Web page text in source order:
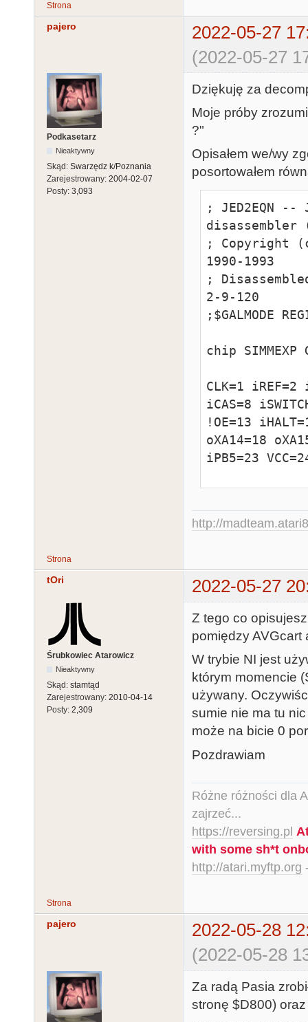
o17 = i3 &
    # i3 & !i4 & rf20 & !i7 & i9 & i10
    # !i23 & i3 & !i4 & !rf20 & i9 & i10
    # !f21
o17.oe = vcc
!o16 = i3 &
    # !i23 & i3 & !i4 & f21 & !rf20 & !i8 & i9 & i10
    # !i2
o16.oe = vcc
o15 = !i23 &
    # !i7 & i9
    # !f21
o15.oe = vcc
Strona
pajero
2022-05-27
(2022-05-27
Podkasetarz
Nieaktywny
Skąd: Swarzędz k/Poznania
Zarejestrowany: 2004-02-07
Posty: 3,093
Dziękuję za
Moje próby
?"
Opisałem we/wy
posortowałem
; JED2EQN
disassembler
; Copyright
1990-1993
;
2-9-120
;$GALMODE
chip SIMMEXP
CLK=1
iCAS=8
!OE=13
oXA14=18
iPB5=23
@ptd unused
; !iPB4 =
; !iPB5 =
; iA14 &
;
;
; rf20  =    1
equations
oLS157_1A =
!f21 =
f21.oe = gnd
rf20 := iHALT
rf20.oe = OE
http://
Strona
tOri 2022-05-27
Śrubkowiec Atarowicz
Nieaktywny
Skąd: stamtąd
Zarejestrowany: 2010-04-14
Posty: 2,309
Z tego co
pomiędzy AVGcart
W trybie NI jest
którym momencie
używany.
sumie nie ma tu
może na bicie 0
Pozdrawiam
Różne różności dla
zajrzeć...
https://reversing.pl
with some sh*t
http://atari.myftp.org
Strona
pajero
2022-05-28
(2022-05-28
Za radą Pasia
stronę $D800)